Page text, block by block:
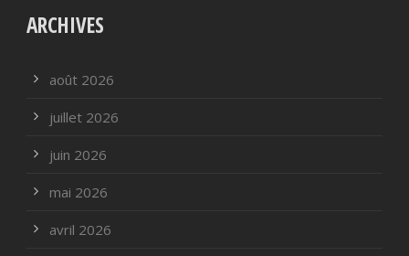
ARCHIVES
août 2026
juillet 2026
juin 2026
mai 2026
avril 2026